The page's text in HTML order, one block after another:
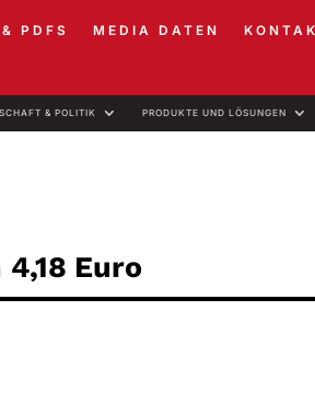
PDFS MEDIA DATEN
& POLITIK PRODUKTE UND LÖSUNGEN
Euro